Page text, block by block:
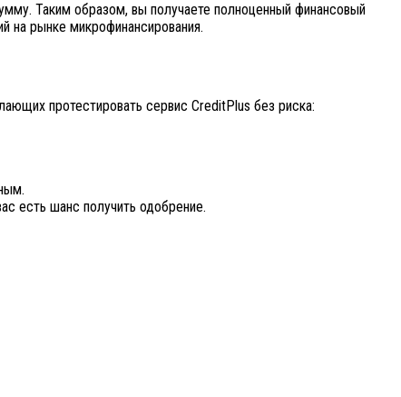
Таким образом, вы получаете полноценный финансовый
на рынке микрофинансирования.
протестировать сервис CreditPlus без риска:
есть шанс получить одобрение.